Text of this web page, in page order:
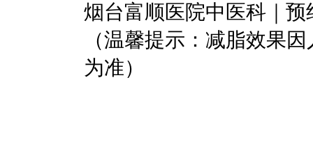
烟台富顺医院中医科｜预
（温馨提示：减脂效果
为准）